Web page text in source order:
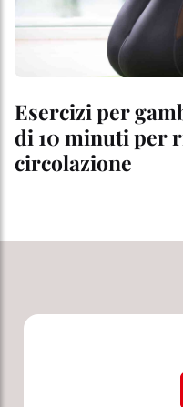
Esercizi per
di 10 minuti per
circolazione